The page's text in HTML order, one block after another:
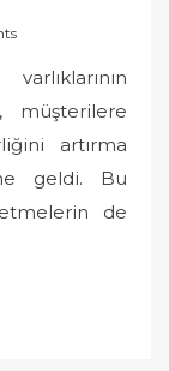
müşterilere
artırma
geldi. Bu
de